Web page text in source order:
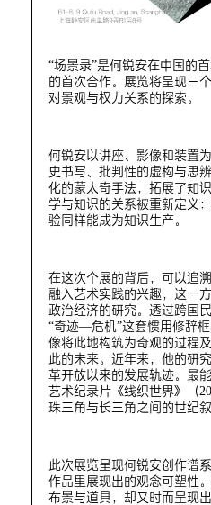
“场景录”是何锐安在中国的
的首次合作。展览将呈现三
对景观与权力关系的探索。
何锐安以讲座、影像和装置
史书写、批判性的虚构与思
化的蒙太奇手法，拓展了知
学与知识的关系被重新定义
验同样能成为知识生产。
在这次个展的背后，可以追
融入艺术实践的兴趣，这一
政治经济的研究。透过跨国
“奇迹—危机”这套惯用修辞
像将此地构筑为奇观的过程
此的未来。近年来，他的研
革开放以来的发展轨迹。最
艺术纪录片《线织世界》（
珠三角与长三角之间的世纪
此次展览呈现何锐安创作谱
作品里展现出的观念可塑性
布景与道具，却又时而呈现